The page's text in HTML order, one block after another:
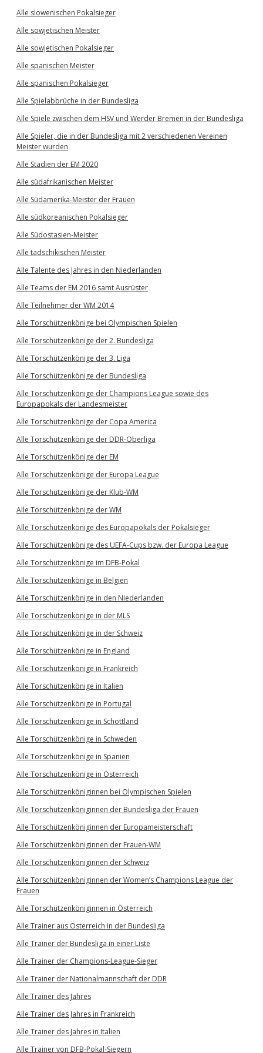
Alle slowenischen Pokalsieger
Alle sowjetischen Meister
Alle sowjetischen Pokalsieger
Alle spanischen Meister
Alle spanischen Pokalsieger
Alle Spielabbrüche in der Bundesliga
Alle Spiele zwischen dem HSV und Werder Bremen in der Bundesliga
Alle Spieler, die in der Bundesliga mit 2 verschiedenen Vereinen
Meister wurden
Alle Stadien der EM 2020
Alle südafrikanischen Meister
Alle Südamerika-Meister der Frauen
Alle südkoreanischen Pokalsieger
Alle Südostasien-Meister
Alle tadschikischen Meister
Alle Talente des Jahres in den Niederlanden
Alle Teams der EM 2016 samt Ausrüster
Alle Teilnehmer der WM 2014
Alle Torschützenkönige bei Olympischen Spielen
Alle Torschützenkönige der 2. Bundesliga
Alle Torschützenkönige der 3. Liga
Alle Torschützenkönige der Bundesliga
Alle Torschützenkönige der Champions League sowie des
Europapokals der Landesmeister
Alle Torschützenkönige der Copa America
Alle Torschützenkönige der DDR-Oberliga
Alle Torschützenkönige der EM
Alle Torschützenkönige der Europa League
Alle Torschützenkönige der Klub-WM
Alle Torschützenkönige der WM
Alle Torschützenkönige des Europapokals der Pokalsieger
Alle Torschützenkönige des UEFA-Cups bzw. der Europa League
Alle Torschützenkönige im DFB-Pokal
Alle Torschützenkönige in Belgien
Alle Torschützenkönige in den Niederlanden
Alle Torschützenkönige in der MLS
Alle Torschützenkönige in der Schweiz
Alle Torschützenkönige in England
Alle Torschützenkönige in Frankreich
Alle Torschützenkönige in Italien
Alle Torschützenkönige in Portugal
Alle Torschützenkönige in Schottland
Alle Torschützenkönige in Schweden
Alle Torschützenkönige in Spanien
Alle Torschützenkönige in Österreich
Alle Torschützenköniginnen bei Olympischen Spielen
Alle Torschützenköniginnen der Bundesliga der Frauen
Alle Torschützenköniginnen der Europameisterschaft
Alle Torschützenköniginnen der Frauen-WM
Alle Torschützenköniginnen der Schweiz
Alle Torschützenköniginnen der Women’s Champions League der
Frauen
Alle Torschützenköniginnen in Österreich
Alle Trainer aus Österreich in der Bundesliga
Alle Trainer der Bundesliga in einer Liste
Alle Trainer der Champions-League-Sieger
Alle Trainer der Nationalmannschaft der DDR
Alle Trainer des Jahres
Alle Trainer des Jahres in Frankreich
Alle Trainer des Jahres in Italien
Alle Trainer von DFB-Pokal-Siegern